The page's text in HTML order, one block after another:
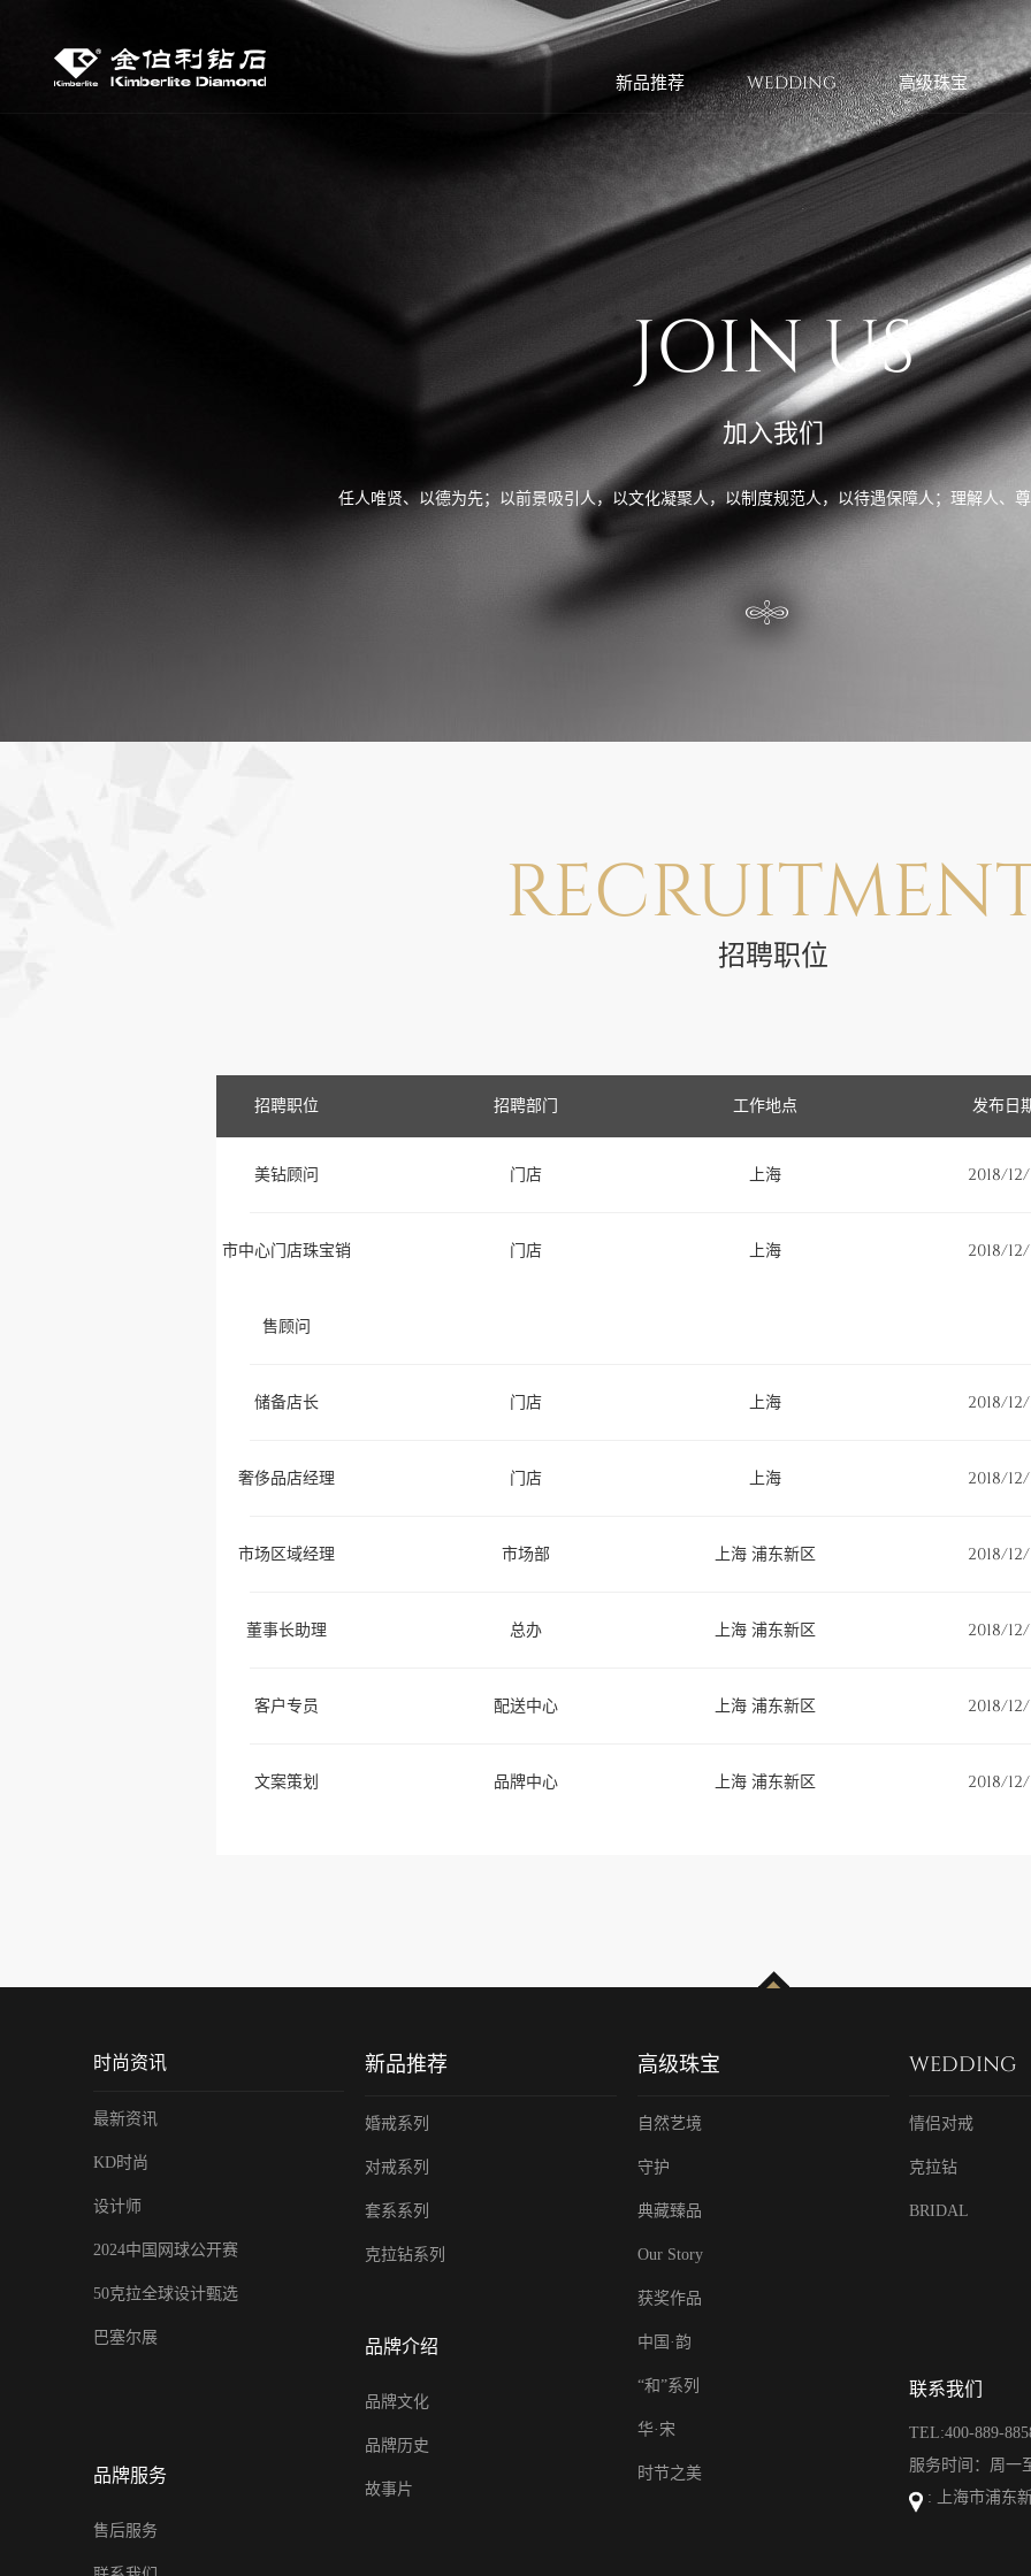
新品推荐 WEDDING 高级珠宝
JOIN US
加入我们
任人唯贤、以德为先；以前景吸引人，以文化凝聚人，以制度规范人，以待遇保障人；理解人、
招聘职位
招聘职位 招聘部门 工作地点 发布日
美钻顾问 门店 上海 2018/12/
市中心门店珠宝销
售顾问
门店 上海 2018/12/
储备店长 门店 上海 2018/12/
奢侈品店经理 门店 上海 2018/12/
市场区域经理 市场部 上海 浦东新区 2018/12/
董事长助理 总办 上海 浦东新区 2018/12/
客户专员 配送中心 上海 浦东新区 2018/12/
文案策划 品牌中心 上海 浦东新区 2018/12/
时尚资讯
最新资讯
KD时尚
设计师
2024中国网球公开赛
50克拉全球设计甄选
巴塞尔展
品牌服务
售后服务
新品推荐
婚戒系列
对戒系列
套系系列
克拉钻系列
品牌介绍
品牌文化
品牌历史
故事片
高级珠宝
自然艺境
守护
典藏臻品
Our Story
获奖作品
中国·韵
“和”系列
华·宋
时节之美
WEDDING
情侣对戒
克拉钻
BRIDAL
联系我们
TEL:400-889-
服务时间：周一
: 上海市浦东